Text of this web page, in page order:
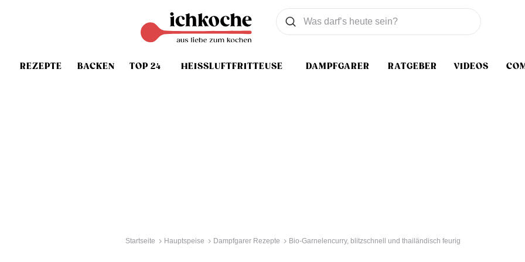
REZEPTE BACKEN TOP 24 HEISSLUFTFRITTEUSE DAMPFGARER RATGEBER VIDEOS
Was wollen Sie suchen
Suchen
Startseite Hauptspeise Dampfgarer Rezepte Bio-Garnelencurry, blitzschnell und thailändisch feurig